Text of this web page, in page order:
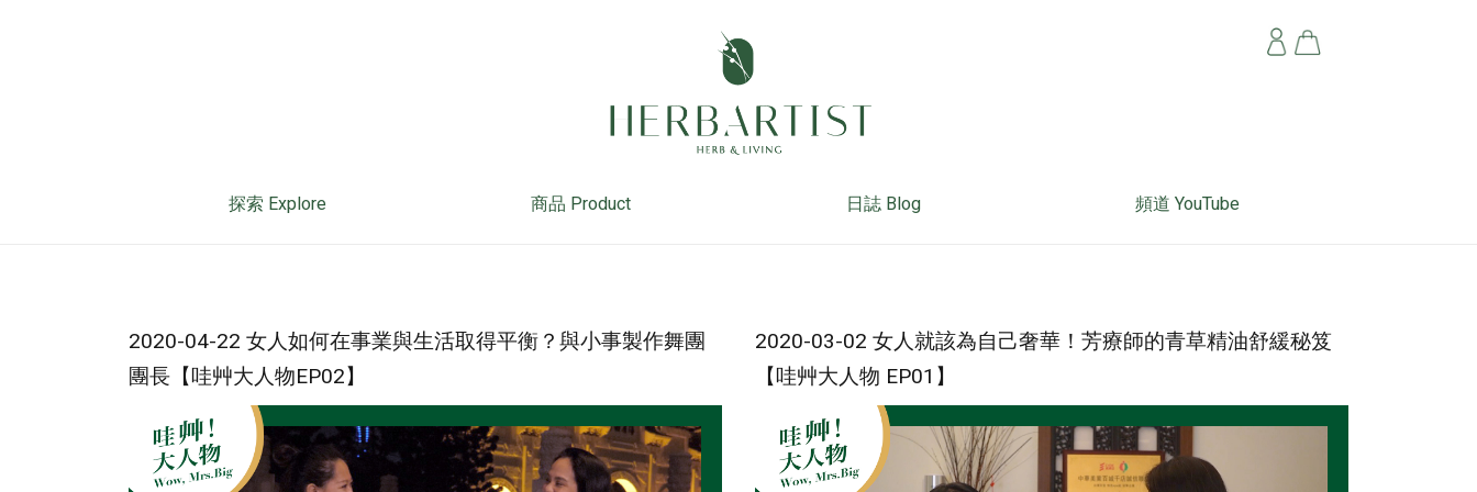
探索 Explore 商品 Product 日誌 Blog 頻道 YouTube
2020-04-22 女人如何在事業與生活取得平衡？與小事製作舞團
團長【哇艸大人物EP02】
2020-03-02 女人就該為自己奢華！芳療師的青草精油舒緩秘笈
【哇艸大人物 EP01】